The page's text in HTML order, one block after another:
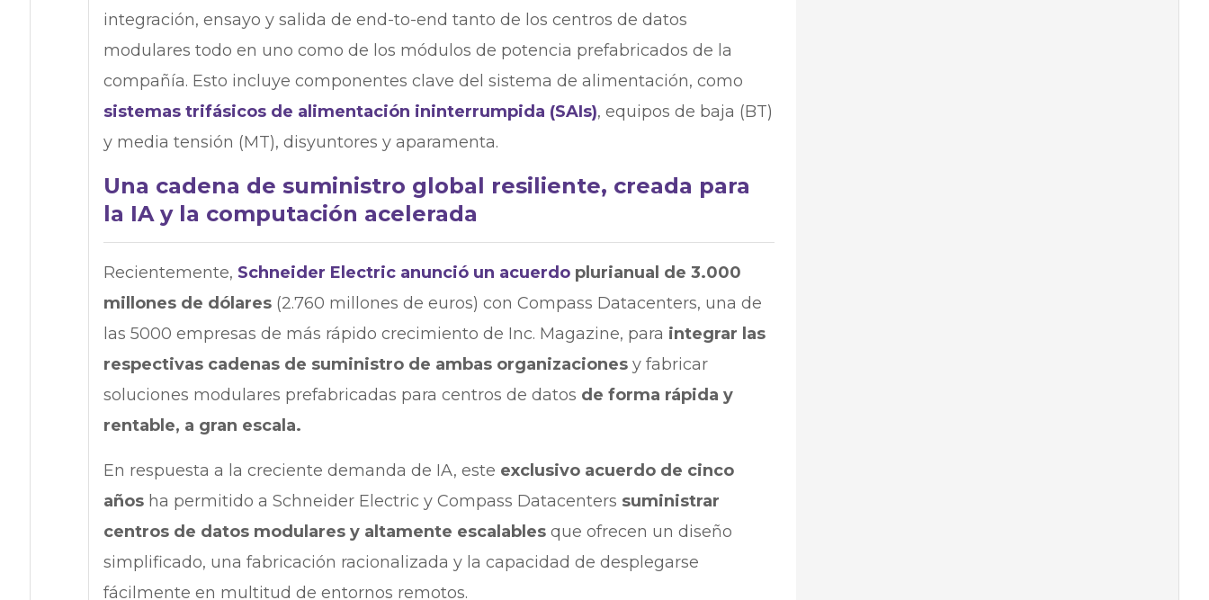
integración, ensayo y salida de end-to-end tanto de los centros de datos
modulares todo en uno como de los módulos de potencia prefabricados de la
compañía. Esto incluye componentes clave del sistema de alimentación, como
sistemas trifásicos de alimentación ininterrumpida (SAIs), equipos de baja (BT)
y media tensión (MT), disyuntores y aparamenta.
Una cadena de suministro global resiliente, creada para
la IA y la computación acelerada
Recientemente, Schneider Electric anunció un acuerdo plurianual de 3.000
millones de dólares (2.760 millones de euros) con Compass Datacenters, una de
las 5000 empresas de más rápido crecimiento de Inc. Magazine, para integrar las
respectivas cadenas de suministro de ambas organizaciones y fabricar
soluciones modulares prefabricadas para centros de datos de forma rápida y
rentable, a gran escala.
En respuesta a la creciente demanda de IA, este exclusivo acuerdo de cinco
añosha permitido a Schneider Electric y Compass Datacenters suministrar
centros de datos modulares y altamente escalablesque ofrecen un diseño
simplificado, una fabricación racionalizada y la capacidad de desplegarse
fácilmente en multitud de entornos remotos.